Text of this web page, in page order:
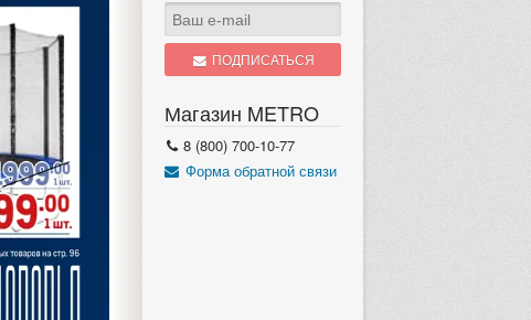
ПОДПИСАТЬСЯ
Магазин METRO
8 (800) 700-10-77
Форма обратной связи